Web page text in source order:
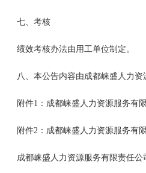
七、考核
绩效考核办法由用工单位制定。
八、本公告内容由成都崃盛人力
附件1：成都崃盛人力资源服务有
附件2：成都崃盛人力资源服务有
成都崃盛人力资源服务有限责任公